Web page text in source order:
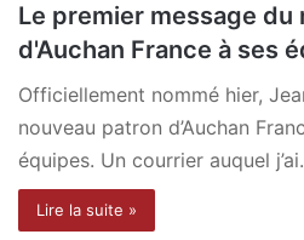
Le premier message du
d'Auchan France à ses
Officiellement nommé hier,
nouveau patron d’Auchan
équipes. Un courrier auquel
Lire la suite »